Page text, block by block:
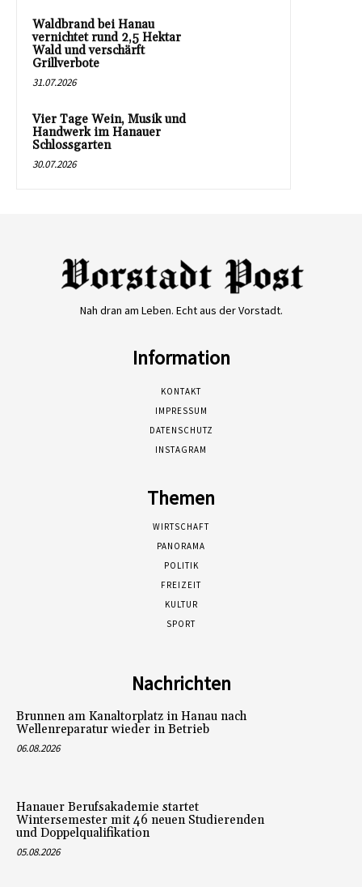
Waldbrand bei Hanau
vernichtet rund 2,5 Hektar
Wald und verschärft
Grillverbote
31.07.2026
Vier Tage Wein, Musik und
Handwerk im Hanauer
Schlossgarten
30.07.2026
Nah dran am Leben. Echt aus der Vorstadt.
Information
KONTAKT
IMPRESSUM
DATENSCHUTZ
INSTAGRAM
Themen
WIRTSCHAFT
PANORAMA
POLITIK
FREIZEIT
KULTUR
SPORT
Nachrichten
Brunnen am Kanaltorplatz in Hanau nach
Wellenreparatur wieder in Betrieb
06.08.2026
Hanauer Berufsakademie startet
Wintersemester mit 46 neuen Studierenden
und Doppelqualifikation
05.08.2026